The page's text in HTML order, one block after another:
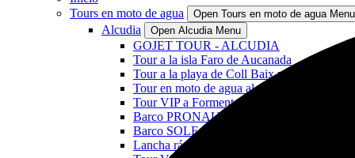
Tours en moto de agua
Open Tours en moto de agua Menu
Alcudia Open Alcudia Menu
GOJET TOUR - ALCUDIA
Tour a la isla Faro de Aucanada
Tour a la playa de Coll Baix y cuevas
Tour en moto de agua al atardecer
Tour VIP a Formentor
Barco PRONAUTICA 880
Barco SOLE SP35
Lancha rápida Delfines